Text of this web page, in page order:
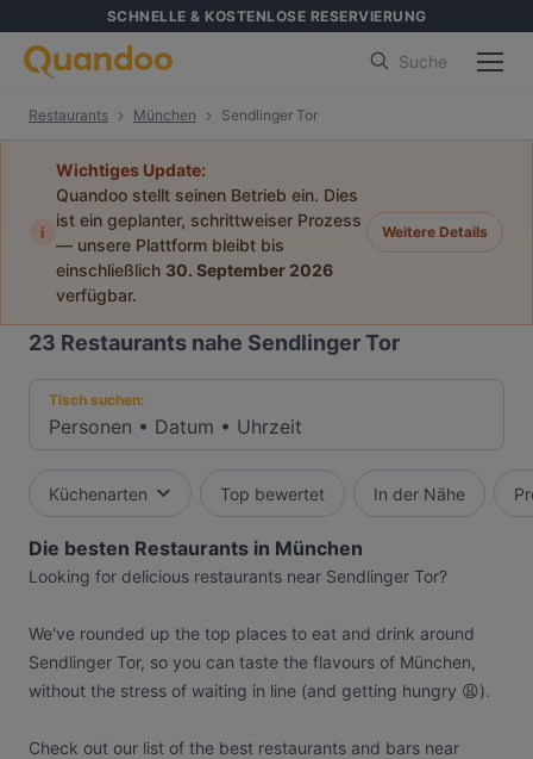
SCHNELLE & KOSTENLOSE RESERVIERUNG
Suche
Restaurants München Sendlinger Tor
i
Wichtiges Update:
Quandoo stellt seinen Betrieb ein. Dies
ist ein geplanter, schrittweiser Prozess
— unsere Plattform bleibt bis
einschließlich 30. September 2026
verfügbar.
Weitere Details
23 Restaurants nahe Sendlinger Tor
Tisch suchen:
Personen • Datum • Uhrzeit
Küchenarten Top bewertet In der Nähe
Die besten Restaurants in München
Looking for delicious restaurants near Sendlinger Tor?
We've rounded up the top places to eat and drink around
Sendlinger Tor, so you can taste the flavours of München,
without the stress of waiting in line (and getting hungry 😩).
Check out our list of the best restaurants and bars near